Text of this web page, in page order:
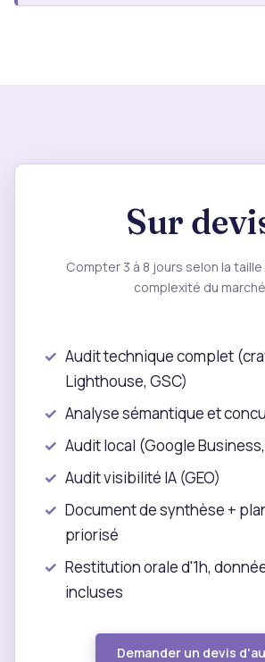
Sur
Compter 3 à 8 jours selon la
complexité du marché
Audit technique complet
Lighthouse, GSC)
Analyse sémantique et
Audit local (Google
Audit visibilité IA (GEO)
Document de synthèse +
priorisé
Restitution orale d'1h,
incluses
Demander un devis